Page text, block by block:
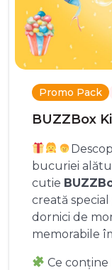
Promo Pack
BUZZBox
bucuriei
cutie
creată
dornici de
memorabile
Ce conține